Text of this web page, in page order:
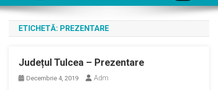
ETICHETĂ: PREZENTARE
Județul Tulcea – Prezentare
Decembrie 4, 2019 Adm